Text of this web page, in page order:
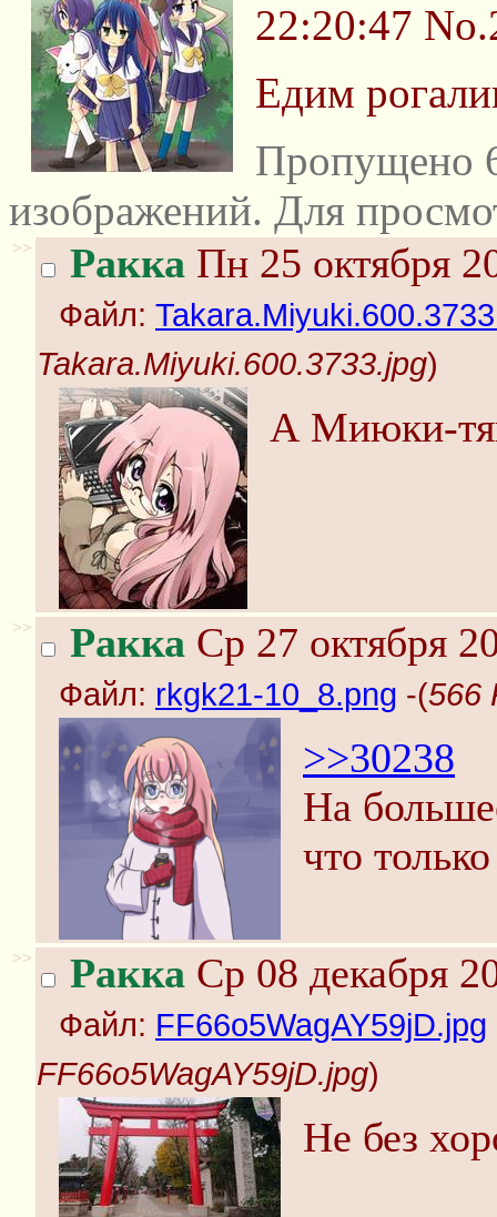
22:20:47
Едим
Пропущено
изображений. Для
>> Ракка Пн 25 октября
Файл:
Takara.Miyuki.600.3733.jpg)
А Миюки-
>> Ракка Ср 27 октября
Файл: rkgk21-10_8.png -(566
>>30238
На
что
>> Ракка Ср 08 декабря
Файл: FF66o5WagAY59jD.jpg
FF66o5WagAY59jD.jpg)
Не без